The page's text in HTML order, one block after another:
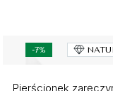
-7%
Pierścionek